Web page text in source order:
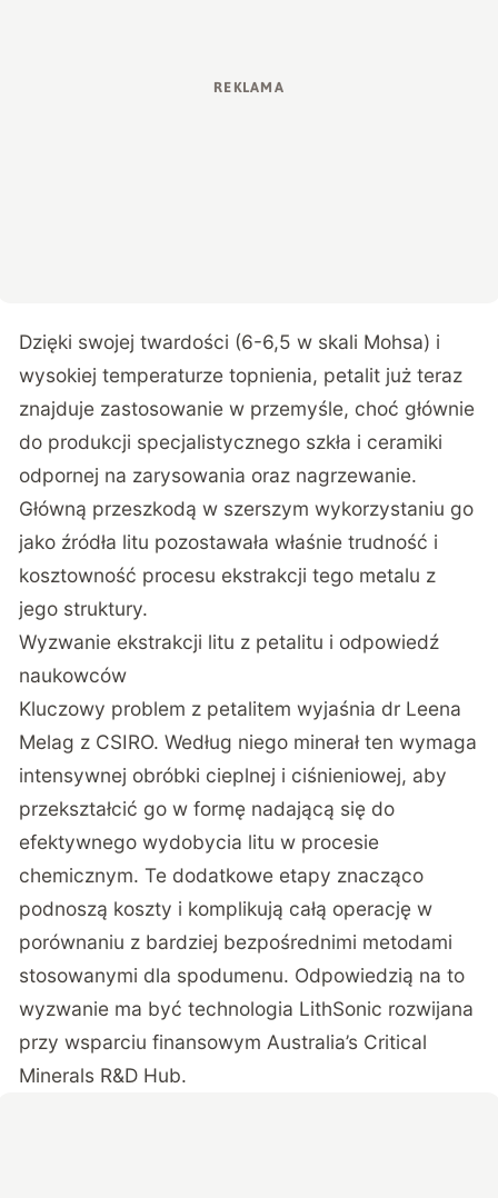
Dzięki swojej twardości (6-6,5 w skali Mohsa) i
wysokiej temperaturze topnienia, petalit już teraz
znajduje zastosowanie w przemyśle, choć głównie
do produkcji specjalistycznego szkła i ceramiki
odpornej na zarysowania oraz nagrzewanie.
Główną przeszkodą w szerszym wykorzystaniu go
jako źródła litu pozostawała właśnie trudność i
kosztowność procesu ekstrakcji tego metalu z
jego struktury.
Wyzwanie ekstrakcji litu z petalitu i odpowiedź
naukowców
Kluczowy problem z petalitem wyjaśnia dr Leena
Melag z CSIRO. Według niego minerał ten wymaga
intensywnej obróbki cieplnej i ciśnieniowej, aby
przekształcić go w formę nadającą się do
efektywnego wydobycia litu w procesie
chemicznym. Te dodatkowe etapy znacząco
podnoszą koszty i komplikują całą operację w
porównaniu z bardziej bezpośrednimi metodami
stosowanymi dla spodumenu. Odpowiedzią na to
wyzwanie ma być technologia LithSonic rozwijana
przy wsparciu finansowym Australia’s Critical
Minerals R&D Hub.